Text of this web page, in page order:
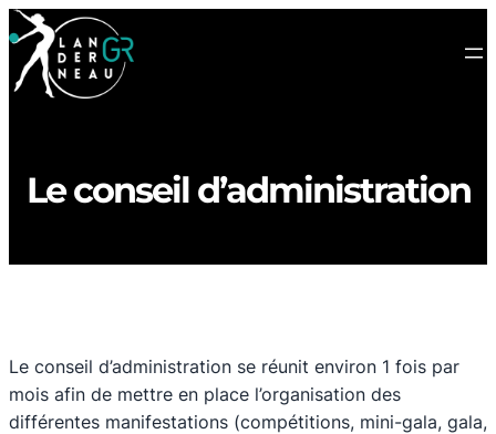
Le conseil d’administration
Le conseil d’administration se réunit environ 1 fois par
mois afin de mettre en place l’organisation des
différentes manifestations (compétitions, mini-gala, gala,